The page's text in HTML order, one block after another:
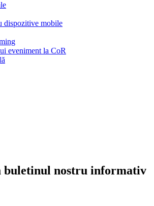
dispozitive mobile
eveniment la CoR
buletinul nostru informativ